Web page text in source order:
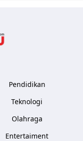
Pendidikan
Teknologi
Olahraga
Entertaiment